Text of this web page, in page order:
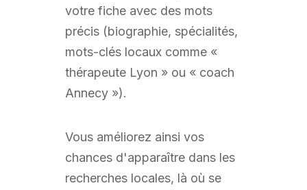
votre fiche avec des mots
précis (biographie, spécialités,
mots-clés locaux comme «
thérapeute Lyon » ou « coach
Annecy »).
Vous améliorez ainsi vos
chances d'apparaître dans les
recherches locales, là où se